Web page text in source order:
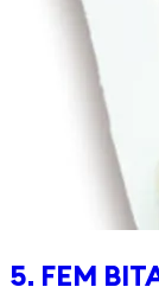
5. FEM